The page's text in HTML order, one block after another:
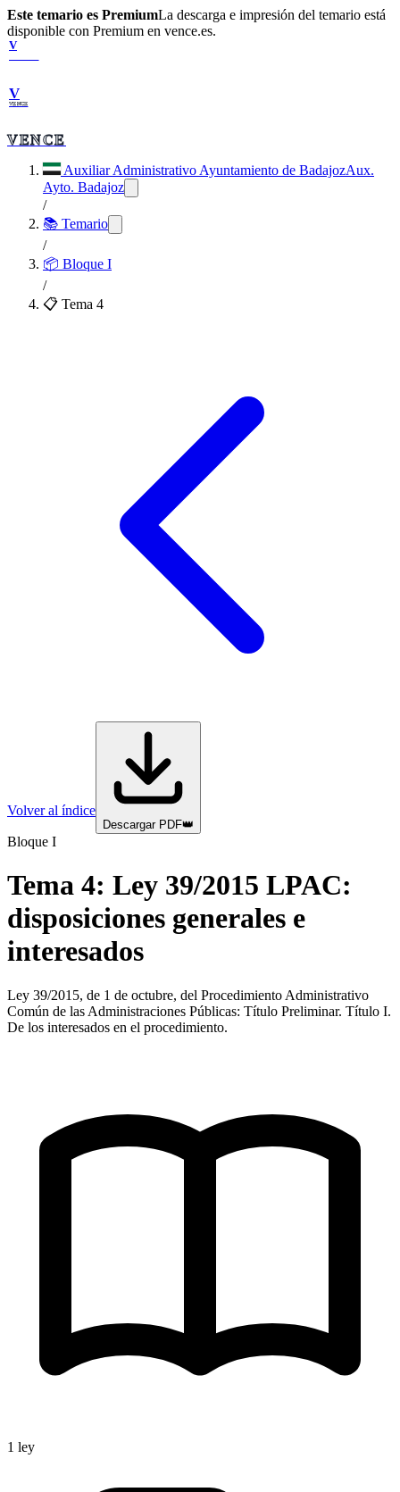
Este temario es PremiumLa descarga e impresión del temario está
disponible con Premium en vence.es.
V
V
VENCE
VENCE
Auxiliar Administrativo Ayuntamiento de BadajozAux.
Ayto. Badajoz
/
📚 Temario
/
📦 Bloque I
/
📋 Tema 4
Volver al índice
Descargar PDF👑
Bloque I
Tema 4: Ley 39/2015 LPAC:
disposiciones generales e
interesados
Ley 39/2015, de 1 de octubre, del Procedimiento Administrativo
Común de las Administraciones Públicas: Título Preliminar. Título I.
De los interesados en el procedimiento.
1 ley